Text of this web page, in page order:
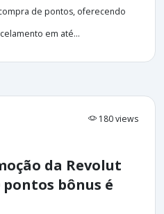
de pontos, oferecendo
em até...
180 views
da Revolut
pontos bônus é